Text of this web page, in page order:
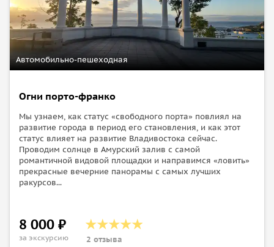
Автомобильно-пешеходная
Огни порто-франко
Мы узнаем, как статус «свободного порта» повлиял на
развитие города в период его становления, и как этот
статус влияет на развитие Владивостока сейчас.
Проводим солнце в Амурский залив с самой
романтичной видовой площадки и направимся «ловить»
прекрасные вечерние панорамы с самых лучших
ракурсов...
8 000 ₽
за экскурсию 2 отзыва